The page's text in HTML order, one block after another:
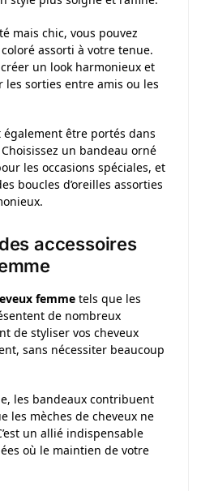
mais chic, vous pouvez
assorti à votre tenue.
un look harmonieux et
sorties entre amis ou les
être portés dans
un bandeau orné
les occasions spéciales, et
boucles d’oreilles assorties
accessoires
femme tels que les
de nombreux
de styliser vos cheveux
sans nécessiter beaucoup
les bandeaux contribuent
les mèches de cheveux ne
un allié indispensable
où le maintien de votre